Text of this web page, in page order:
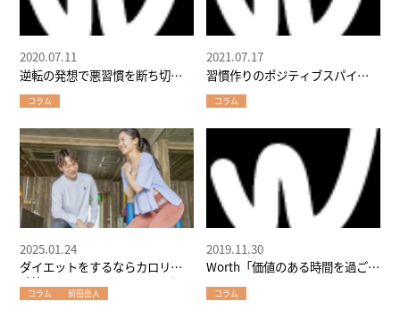
逆転の発想で悪習慣を断ち切
る！
2020.07.11
コラム
習慣作りのポジティブスパイラ
ル
2021.07.17
コラム
ダイエットをするならカロリー
計算をやめてみるとよい！～堀
江のパーソナルトレーナーが教
2025.01.24
コラム 前田岳人
Worth「価値のある時間を過ご
す」
2019.11.30
コラム